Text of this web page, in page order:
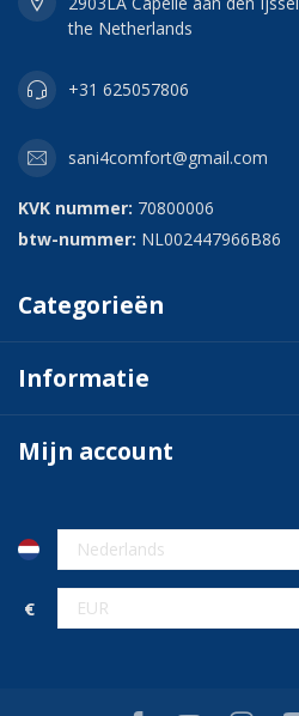
the Netherlands
+31 625057806
sani4comfort@gmail.com
KVK nummer: 70800006
btw-nummer: NL002447966B86
Categorieën
Informatie
Mijn account
€